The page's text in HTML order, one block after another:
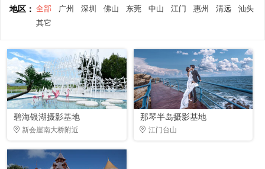
地区： 全部 广州 深圳 佛山 东莞 中山 江门 惠州 清远
汕头
其它
碧海银湖摄影基地
新会崖南大桥附近
那琴半岛摄影基地
江门台山